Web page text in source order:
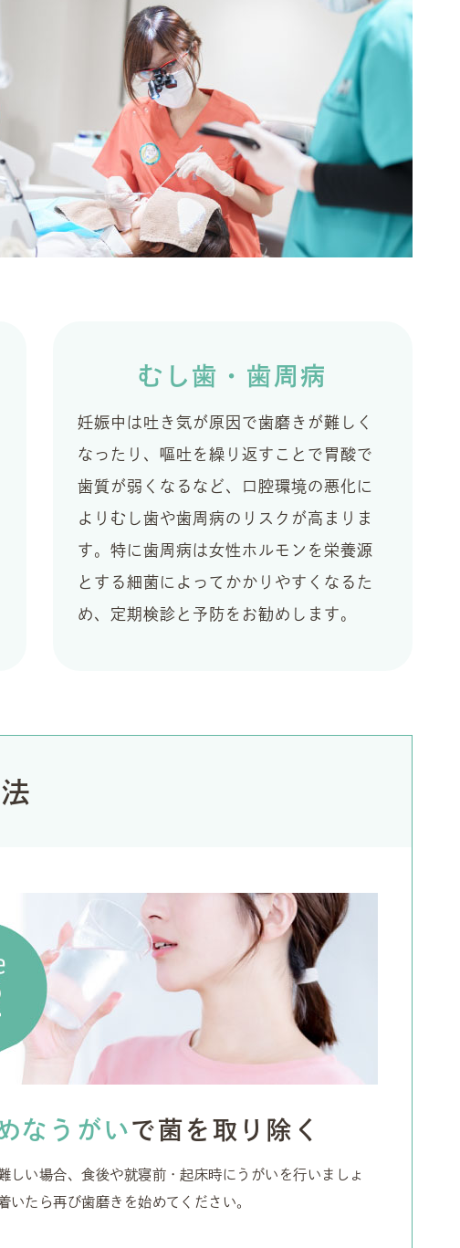
むし歯・歯周病
妊娠中は吐き気が原因で歯磨きが難しく
なったり、嘔吐を繰り返すことで胃酸で
歯質が弱くなるなど、口腔環境の悪化に
よりむし歯や歯周病のリスクが高まりま
す。特に歯周病は女性ホルモンを栄養源
とする細菌によってかかりやすくなるた
め、定期検診と予防をお勧めします。
なうがいで菌を取り除く
しい場合、食後や就寝前・起床時にうがいを行いましょ
いたら再び歯磨きを始めてください。